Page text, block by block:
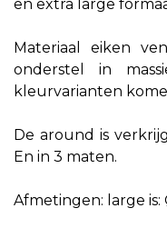
en extra large
Materiaal eiken
onderstel in
kleurvarianten
De around is
En in 3 maten.
Afmetingen: large is: